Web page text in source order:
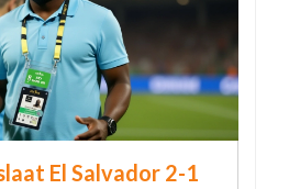
El Salvador 2-1